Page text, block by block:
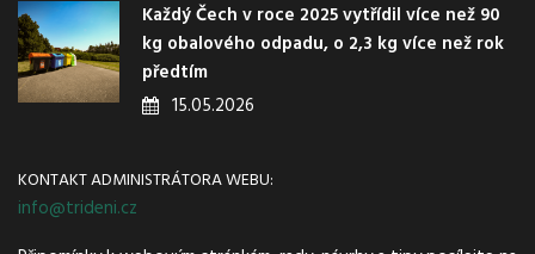
Každý Čech v roce 2025 vytřídil více než 90
kg obalového odpadu, o 2,3 kg více než rok
předtím
15.05.2026
KONTAKT ADMINISTRÁTORA WEBU:
info@trideni.cz